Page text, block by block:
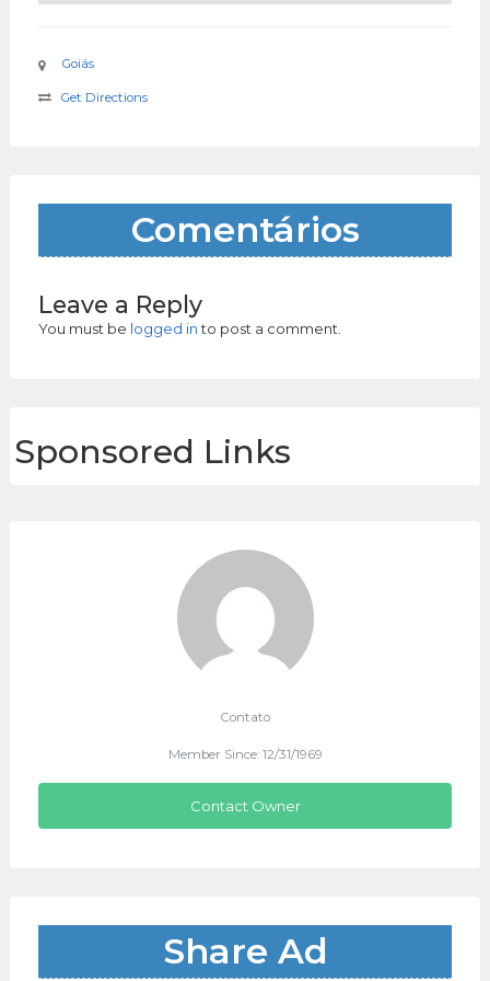
Goiás
Get Directions
Comentários
Leave a Reply
You must be logged into post a comment.
Sponsored Links
Contato
Member Since: 12/31/1969
Contact Owner
Share Ad